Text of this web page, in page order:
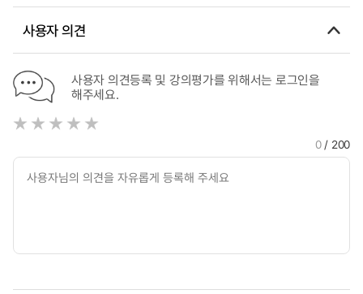
사용자 의견
사용자 의견등록 및 강의평가를 위해서는 로그인을
해주세요.
0/ 200